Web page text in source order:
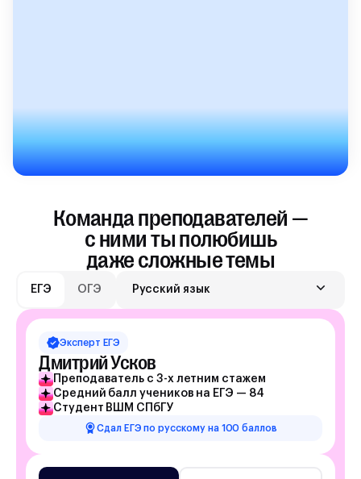
Команда преподавателей —
с ними ты полюбишь
даже сложные темы
ЕГЭ ОГЭ Русский язык
Дмитрий Усков
Эксперт ЕГЭ
Преподаватель с 3-х летним стажем
Средний балл учеников на ЕГЭ — 84
Студент ВШМ СПбГУ
Сдал ЕГЭ по русскому на 100 баллов